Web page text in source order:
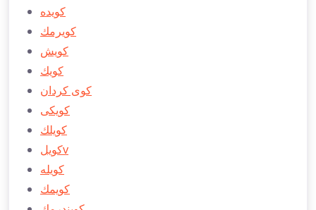
كويده
كويرمك
كويش
كويك
كوی كردان
كويكی
كويلك
كويلv
كويله
كويمك